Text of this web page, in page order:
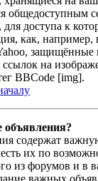
общедоступным
для доступа к
как,
защищённые
ссылок на
BBCode [img].
содержат
их по
из форумов и в
важных